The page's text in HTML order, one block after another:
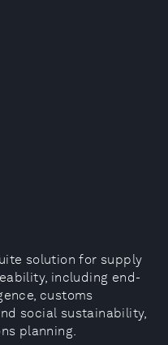
solution for supply
including end-
customs
social sustainability,
planning.